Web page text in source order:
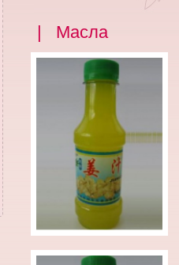
| Масла